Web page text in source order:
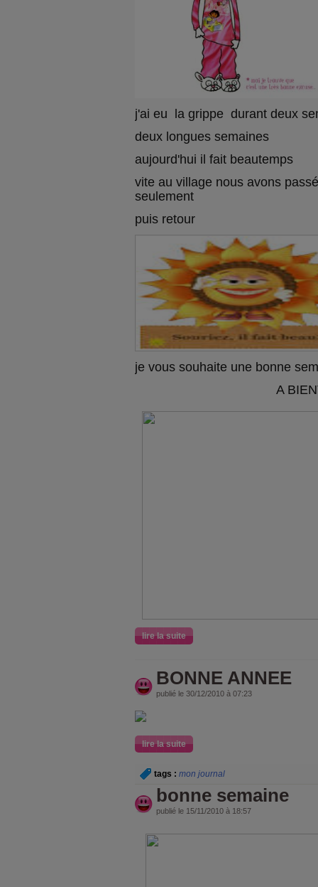
j'ai eu la grippe durant deux
deux longues semaines
aujourd'hui il fait beautemps
vite au village nous avons
seulement
puis retour
je vous souhaite une bonne
A
lire la suite
BONNE ANNEE
publié le 30/12/2010 à 07:23
lire la suite
tags : mon journal
bonne semaine
publié le 15/11/2010 à 18:57